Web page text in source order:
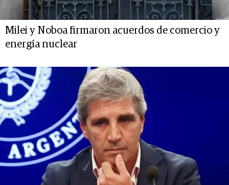
Milei y Noboa firmaron acuerdos de comercio y
energía nuclear